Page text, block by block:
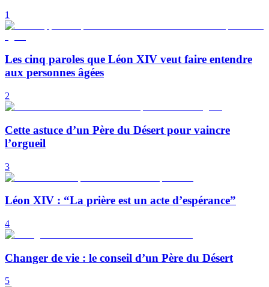
1
Les cinq paroles que Léon XIV veut faire entendre
aux personnes âgées
2
Cette astuce d’un Père du Désert pour vaincre
l’orgueil
3
Léon XIV : “La prière est un acte d’espérance”
4
Changer de vie : le conseil d’un Père du Désert
5